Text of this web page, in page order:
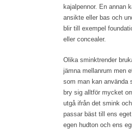
kajalpennor. En annan
ansikte eller bas och
blir till exempel
eller concealer.
Olika sminktrender
jämna mellanrum men
som man kan använda
bry sig alltför mycket
utgå ifrån det smink
passar bäst till ens
egen hudton och ens